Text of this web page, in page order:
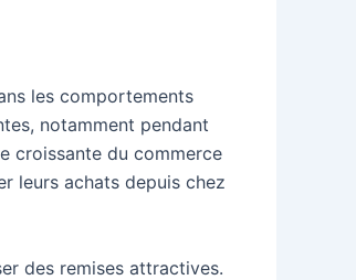
les comportements
notamment pendant
croissante du commerce
leurs achats depuis chez
des remises attractives.